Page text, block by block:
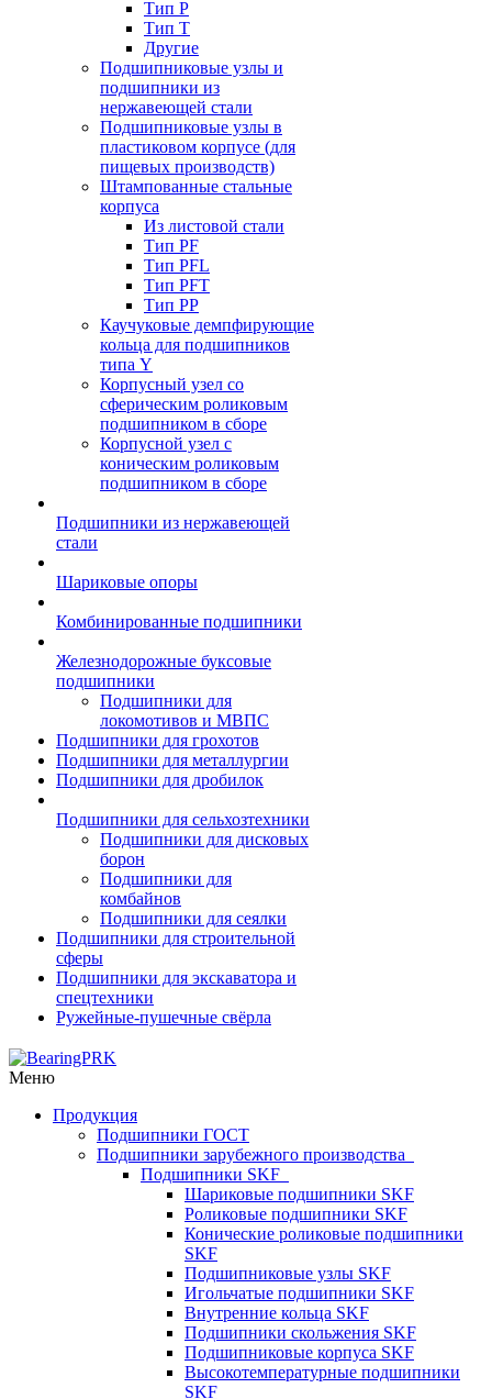
Тип P
Тип T
Другие
Подшипниковые узлы и
подшипники из
нержавеющей стали
Подшипниковые узлы в
пластиковом корпусе (для
пищевых производств)
Штампованные стальные
корпуса
Из листовой стали
Тип PF
Тип PFL
Тип PFT
Тип PP
Каучуковые демпфирующие
кольца для подшипников
типа Y
Корпусный узел со
сферическим роликовым
подшипником в сборе
Корпусной узел с
коническим роликовым
подшипником в сборе
Подшипники из нержавеющей
стали
Шариковые опоры
Комбинированные подшипники
Железнодорожные буксовые
подшипники
Подшипники для
локомотивов и МВПС
Подшипники для грохотов
Подшипники для металлургии
Подшипники для дробилок
Подшипники для сельхозтехники
Подшипники для дисковых
борон
Подшипники для
комбайнов
Подшипники для сеялки
Подшипники для строительной
сферы
Подшипники для экскаватора и
спецтехники
Ружейные-пушечные свёрла
Меню
Продукция
Подшипники ГОСТ
Подшипники зарубежного производства
Подшипники SKF
Шариковые подшипники SKF
Роликовые подшипники SKF
Конические роликовые подшипники
SKF
Подшипниковые узлы SKF
Игольчатые подшипники SKF
Внутренние кольца SKF
Подшипники скольжения SKF
Подшипниковые корпуса SKF
Высокотемпературные подшипники
SKF